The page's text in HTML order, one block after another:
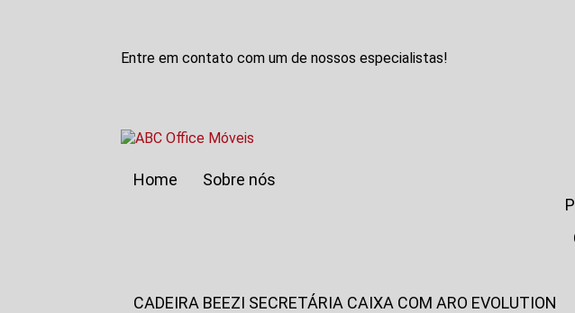
Entre em contato com um de nossos especialistas!
Home
Sobre nós
CADEIRA BEEZI SECRETÁRIA CAIXA COM ARO EVOLUTION